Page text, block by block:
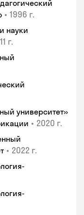
• 1996 г.
науки
г.
университет»
• 2020 г.
• 2022 г.